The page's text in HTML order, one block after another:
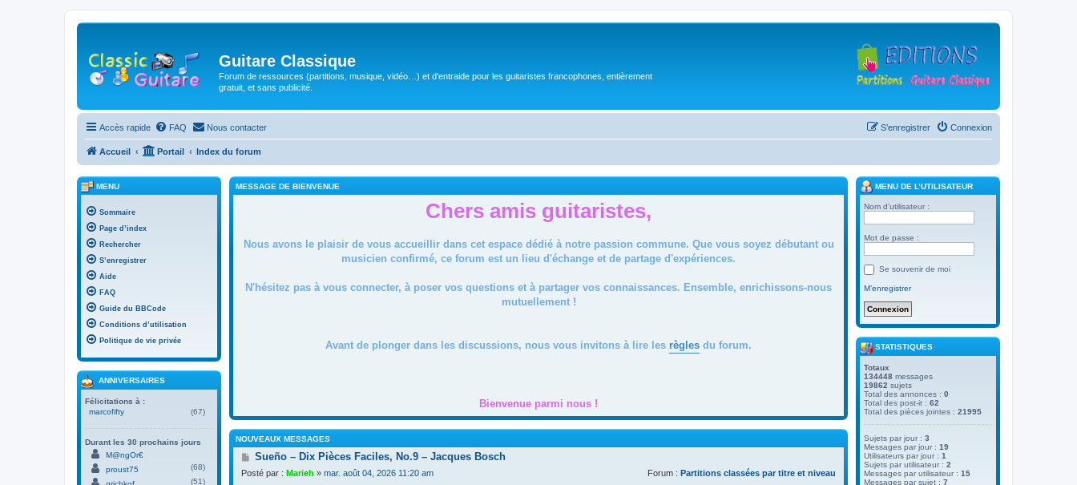
Guitare Classique
Forum de ressources (partitions, musique, vidéo…) et d'entraide pour les guitaristes francophones, entièrement
gratuit, et sans publicité.
Accès rapide FAQ Nous contacter Connexion
S’enregistrer
Accueil Portail Index du forum
MESSAGE DE BIENVENUE
Chers amis guitaristes,
Nous avons le plaisir de vous accueillir dans cet espace dédié à notre passion commune. Que vous soyez débutant ou
musicien confirmé, ce forum est un lieu d'échange et de partage d'expériences.
N'hésitez pas à vous connecter, à poser vos questions et à partager vos connaissances. Ensemble, enrichissons-nous
mutuellement !
Avant de plonger dans les discussions, nous vous invitons à lire les règles du forum.
Bienvenue parmi nous !
NOUVEAUX MESSAGES
M
s
Sueño – Dix Pièces Faciles, No.9 – Jacques Bosch
Posté par : Marieh » mar. août 04, 2026 11:20 am Forum : Partitions classées par titre et niveau
MENU
Sommaire
Page d’index
Rechercher
S’enregistrer
Aide
FAQ
Guide du BBCode
Conditions d’utilisation
Politique de vie privée
ANNIVERSAIRES
Félicitations à :
marcofifty
(67)
Durant les 30 prochains jours
M@ngOr€
proust75
(68)
(51)
MENU DE L’UTILISATEUR
Nom d’utilisateur :
Mot de passe :
Se souvenir de moi
M’enregistrer
STATISTIQUES
Totaux
134448 messages
19862 sujets
Total des annonces : 0
Total des post-it : 62
Total des pièces jointes : 21995
Sujets par jour : 3
Messages par jour : 19
Utilisateurs par jour : 1
Sujets par utilisateur : 2
Messages par utilisateur : 15
Messages par sujet : 7